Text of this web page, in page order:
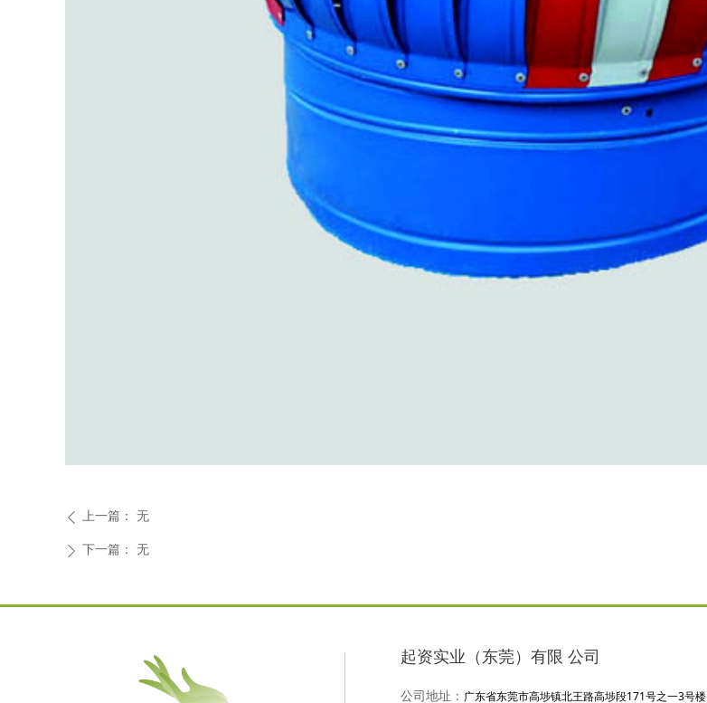
ꄴ 上一篇： 无
ꄲ 下一篇： 无
起资实业（东莞）有限 公司
公司地址： 广东省东莞市高埗镇北王路高埗段171号之一3号楼